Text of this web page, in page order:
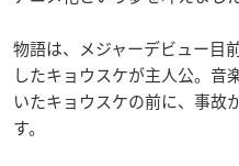
物語は、メジャーデビュー目
したキョウスケが主人公。音
いたキョウスケの前に、事故
す。